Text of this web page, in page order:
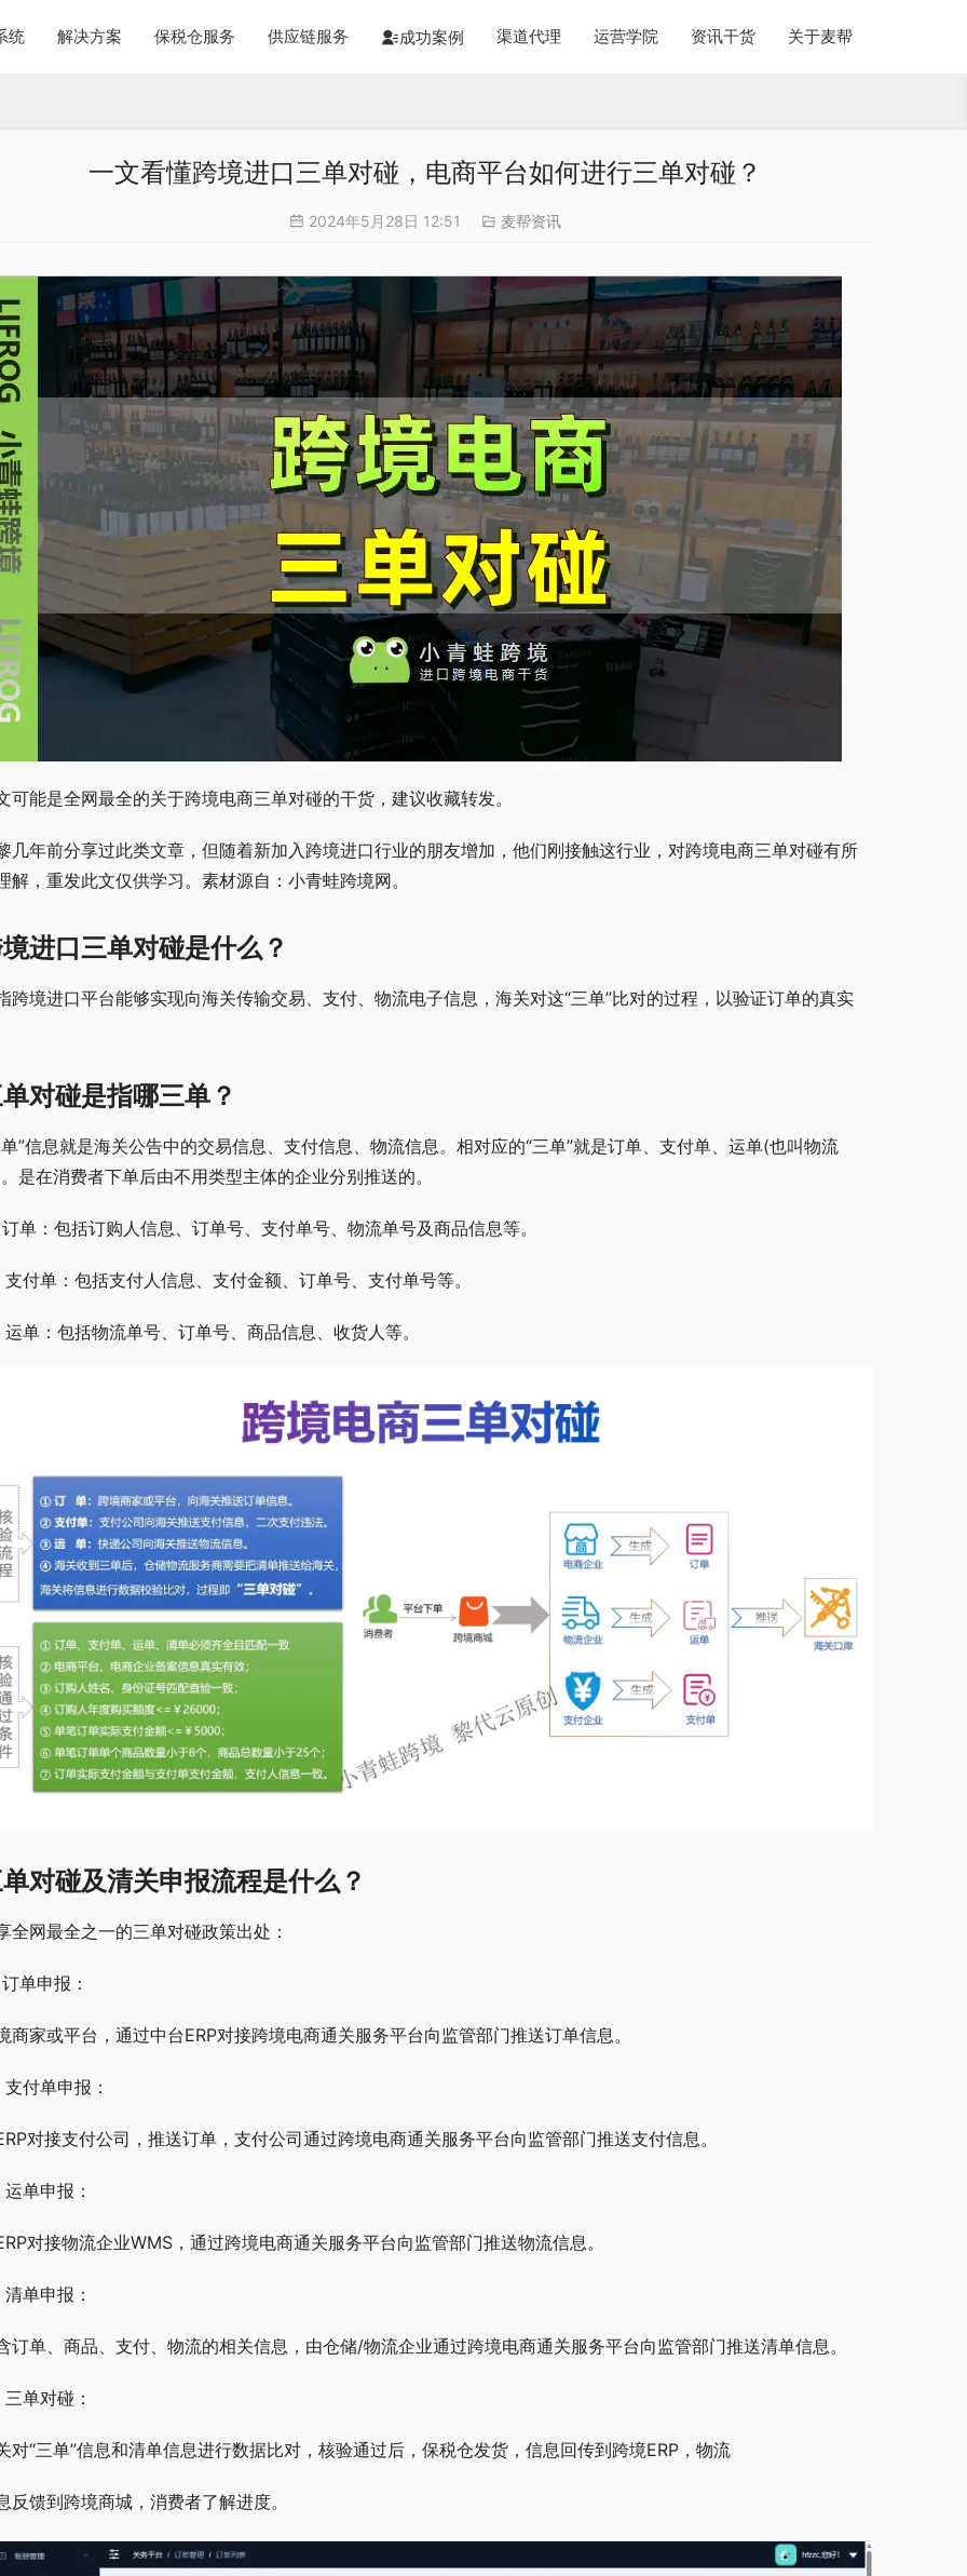
统 解决方案 保税仓服务 供应链服务 成功案例 渠道代理 运营学院 资讯干货 关于麦帮
一文看懂跨境进口三单对碰，电商平台如何进行三单对碰？
2024年5月28日 12:51 麦帮资讯
可能是全网最全的关于跨境电商三单对碰的干货，建议收藏转发。
几年前分享过此类文章，但随着新加入跨境进口行业的朋友增加，他们刚接触这行业，对跨境电商三单对碰有所
解，重发此文仅供学习。素材源自：小青蛙跨境网。
进口三单对碰是什么？
跨境进口平台能够实现向海关传输交易、支付、物流电子信息，海关对这“三单”比对的过程，以验证订单的真实
对碰是指哪三单？
”信息就是海关公告中的交易信息、支付信息、物流信息。相对应的“三单”就是订单、支付单、运单(也叫物流
是在消费者下单后由不用类型主体的企业分别推送的。
单：包括订购人信息、订单号、支付单号、物流单号及商品信息等。
付单：包括支付人信息、支付金额、订单号、支付单号等。
单：包括物流单号、订单号、商品信息、收货人等。
对碰及清关申报流程是什么？
全网最全之一的三单对碰政策出处：
单申报：
商家或平台，通过中台ERP对接跨境电商通关服务平台向监管部门推送订单信息。
付单申报：
对接支付公司，推送订单，支付公司通过跨境电商通关服务平台向监管部门推送支付信息。
单申报：
对接物流企业WMS，通过跨境电商通关服务平台向监管部门推送物流信息。
单申报：
订单、商品、支付、物流的相关信息，由仓储/物流企业通过跨境电商通关服务平台向监管部门推送清单信息。
单对碰：
对“三单”信息和清单信息进行数据比对，核验通过后，保税仓发货，信息回传到跨境ERP，物流
反馈到跨境商城，消费者了解进度。